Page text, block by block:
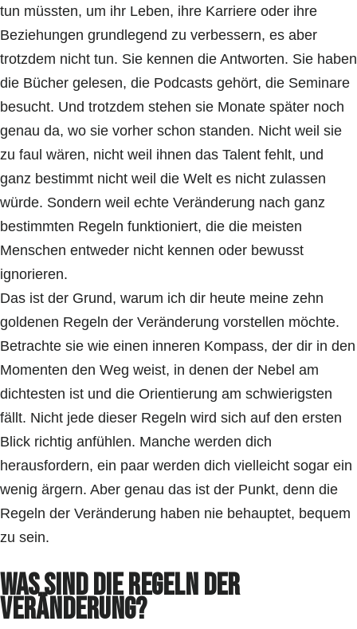
tun müssten, um ihr Leben, ihre Karriere oder ihre
Beziehungen grundlegend zu verbessern, es aber
trotzdem nicht tun. Sie kennen die Antworten. Sie haben
die Bücher gelesen, die Podcasts gehört, die Seminare
besucht. Und trotzdem stehen sie Monate später noch
genau da, wo sie vorher schon standen. Nicht weil sie
zu faul wären, nicht weil ihnen das Talent fehlt, und
ganz bestimmt nicht weil die Welt es nicht zulassen
würde. Sondern weil echte Veränderung nach ganz
bestimmten Regeln funktioniert, die die meisten
Menschen entweder nicht kennen oder bewusst
ignorieren.
Das ist der Grund, warum ich dir heute meine zehn
goldenen Regeln der Veränderung vorstellen möchte.
Betrachte sie wie einen inneren Kompass, der dir in den
Momenten den Weg weist, in denen der Nebel am
dichtesten ist und die Orientierung am schwierigsten
fällt. Nicht jede dieser Regeln wird sich auf den ersten
Blick richtig anfühlen. Manche werden dich
herausfordern, ein paar werden dich vielleicht sogar ein
wenig ärgern. Aber genau das ist der Punkt, denn die
Regeln der Veränderung haben nie behauptet, bequem
zu sein.
Was sind die Regeln der
Veränderung?